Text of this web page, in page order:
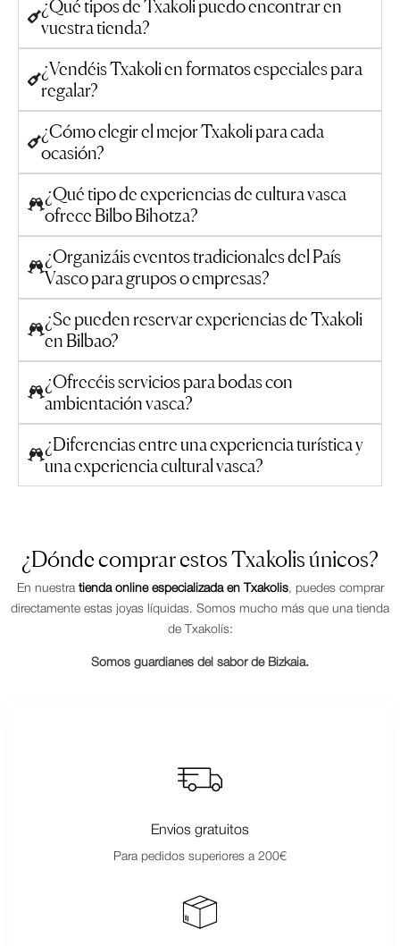
¿Qué tipos de Txakoli puedo encontrar en
vuestra tienda?
¿Vendéis Txakoli en formatos especiales para
regalar?
¿Cómo elegir el mejor Txakoli para cada
ocasión?
¿Qué tipo de experiencias de cultura vasca
ofrece Bilbo Bihotza?
¿Organizáis eventos tradicionales del País
Vasco para grupos o empresas?
¿Se pueden reservar experiencias de Txakoli
en Bilbao?
¿Ofrecéis servicios para bodas con
ambientación vasca?
¿Diferencias entre una experiencia turística y
una experiencia cultural vasca?
¿Dónde comprar estos Txakolis únicos?
En nuestra tienda online especializada en Txakolis, puedes comprar
directamente estas joyas líquidas. Somos mucho más que una tienda
de Txakolís:
Somos guardianes del sabor de Bizkaia.
Envios gratuitos
Para pedidos superiores a 200€